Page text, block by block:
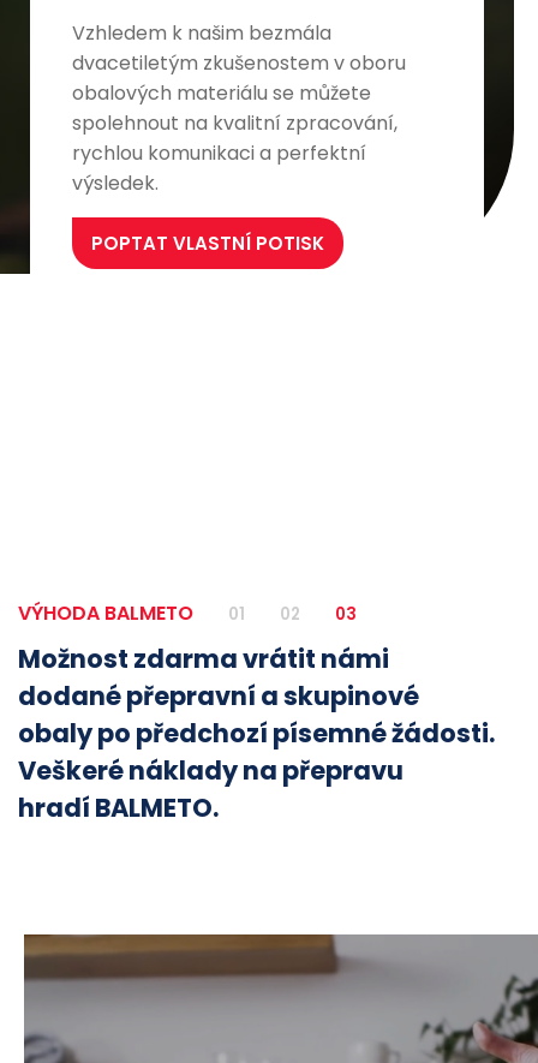
Vzhledem k našim bezmála
dvacetiletým zkušenostem v oboru
obalových materiálu se můžete
spolehnout na kvalitní zpracování,
rychlou komunikaci a perfektní
výsledek.
POPTAT VLASTNÍ POTISK
VÝHODA BALMETO 01 02 03
Možnost zdarma vrátit námi
dodané přepravní a skupinové
obaly po předchozí písemné žádosti.
Veškeré náklady na přepravu
hradí BALMETO.